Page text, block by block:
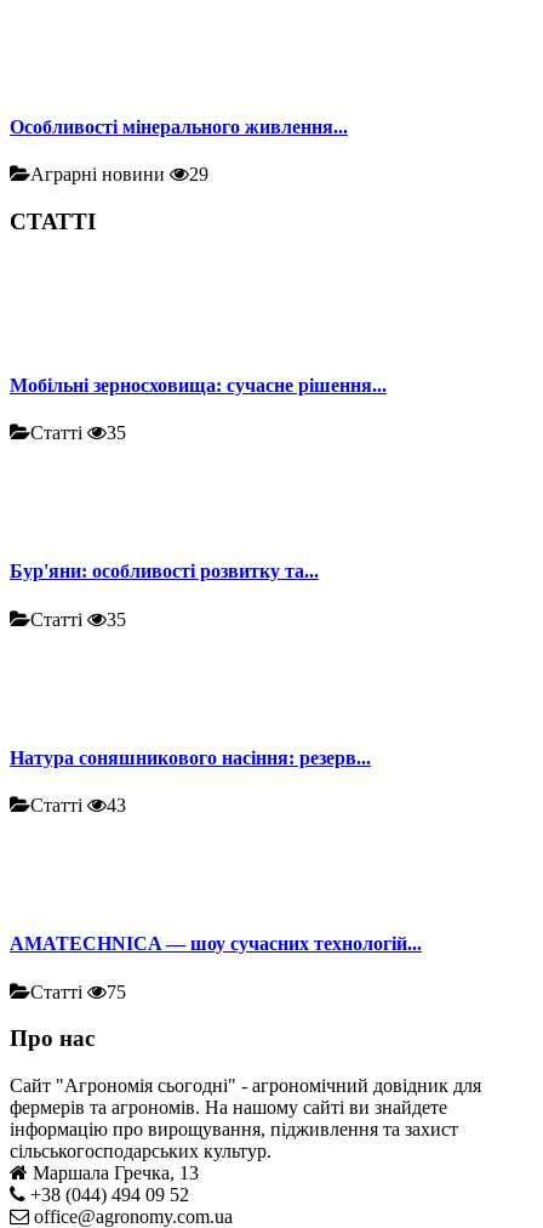
Особливості мінерального живлення...
Аграрні новини 29
СТАТТІ
Мобільні зерносховища: сучасне рішення...
Статті 35
Бур'яни: особливості розвитку та...
Статті 35
Натура соняшникового насіння: резерв...
Статті 43
AMATECHNICA — шоу сучасних технологій...
Статті 75
Про нас
Сайт "Агрономія сьогодні" - агрономічний довідник для
фермерів та агрономів. На нашому сайті ви знайдете
інформацію про вирощування, підживлення та захист
сільськогосподарських культур.
Маршала Гречка, 13
+38 (044) 494 09 52
office@agronomy.com.ua